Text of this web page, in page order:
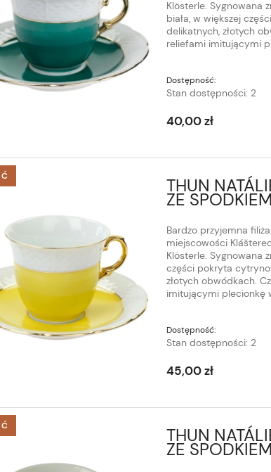
Klösterle. Sygnowana
biała, w większej
delikatnych, złotych
reliefami imitującymi
Dostępność:
Stan dostępności: 2
40,00 zł
THUN
ZE SPODKIEM
Bardzo przyjemna
miejscowości
Klösterle. Sygnowana
części pokryta
złotych obwódkach.
imitującymi plecionkę
Dostępność:
Stan dostępności: 2
45,00 zł
THUN
ZE SPODKIEM